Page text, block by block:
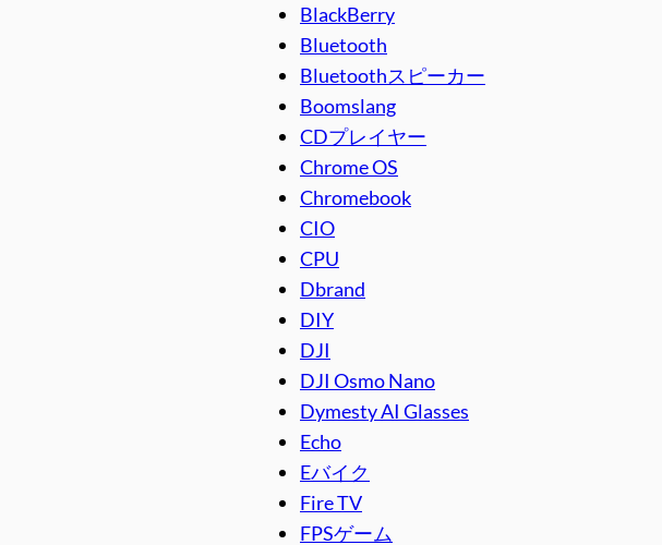
BlackBerry
Bluetooth
Bluetoothスピーカー
Boomslang
CDプレイヤー
Chrome OS
Chromebook
CIO
CPU
Dbrand
DIY
DJI
DJI Osmo Nano
Dymesty AI Glasses
Echo
Eバイク
Fire TV
FPSゲーム